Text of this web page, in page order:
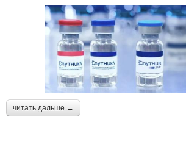
читать дальше →